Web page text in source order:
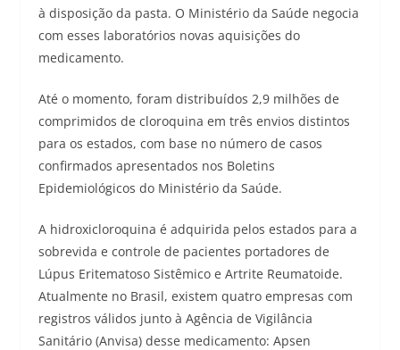
à disposição da pasta. O Ministério da Saúde negocia
com esses laboratórios novas aquisições do
medicamento.
Até o momento, foram distribuídos 2,9 milhões de
comprimidos de cloroquina em três envios distintos
para os estados, com base no número de casos
confirmados apresentados nos Boletins
Epidemiológicos do Ministério da Saúde.
A hidroxicloroquina é adquirida pelos estados para a
sobrevida e controle de pacientes portadores de
Lúpus Eritematoso Sistêmico e Artrite Reumatoide.
Atualmente no Brasil, existem quatro empresas com
registros válidos junto à Agência de Vigilância
Sanitário (Anvisa) desse medicamento: Apsen